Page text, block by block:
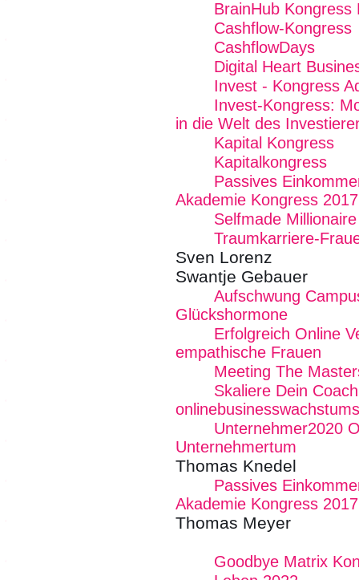
BrainHub Kongress
Cashflow-Kongress
CashflowDays
Digital Heart
Invest - Kongress
Invest-Kongress:
in die Welt des
Kapital Kongress
Kapitalkongress
Passives
Akademie Kongress 2017
Selfmade
Traumkarriere-
Sven Lorenz
Swantje Gebauer
Aufschwung
Glückshormone
Erfolgreich Online
empathische Frauen
Meeting The
Skaliere Dein
Unternehmer2020
Unternehmertum
Thomas Knedel
Passives
Akademie Kongress 2017
Thomas Meyer
Goodbye Matrix